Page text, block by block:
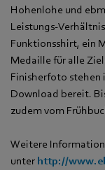
Hohenlohe und
Leistungs-
Funktionsshirt, ein
Medaille für alle
Finisherfoto stehen
Download bereit.
zudem vom
Weitere
unter http://